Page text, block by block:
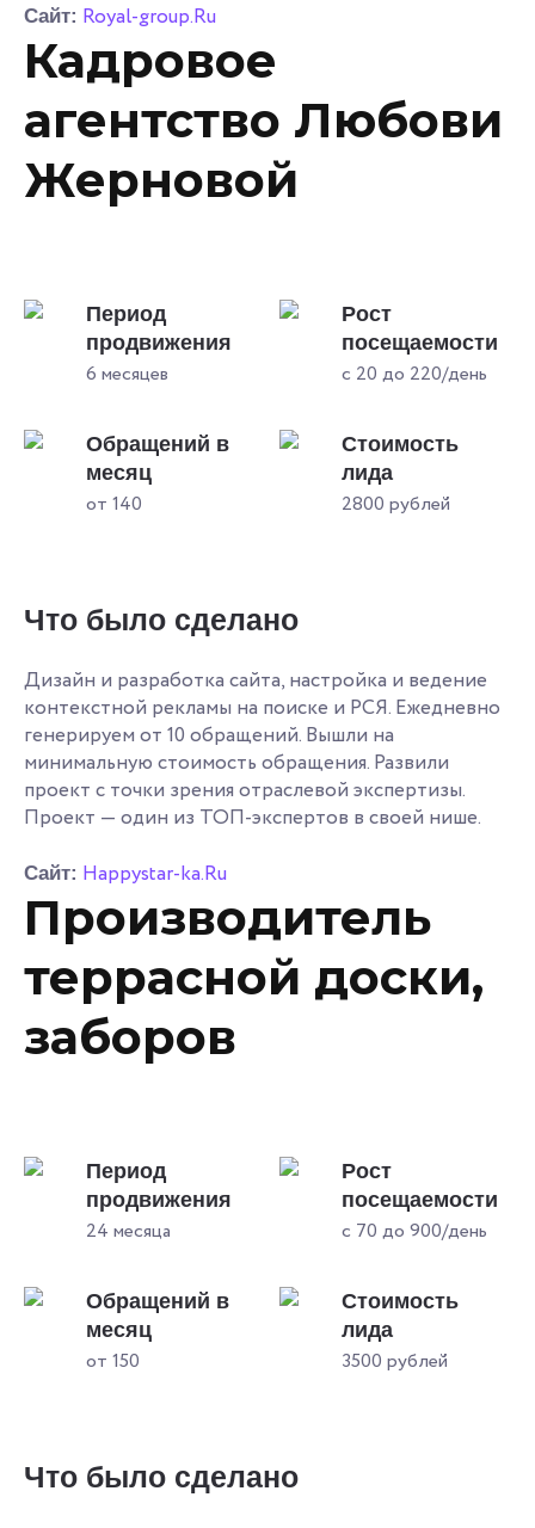
Сайт: Royal-group.Ru
Кадровое
агентство Любови
Жерновой
Период
продвижения
6 месяцев
Рост
посещаемости
с 20 до 220/день
Обращений в
месяц
от 140
Стоимость
лида
2800 рублей
Что было сделано
Дизайн и разработка сайта, настройка и ведение
контекстной рекламы на поиске и РСЯ. Ежедневно
генерируем от 10 обращений. Вышли на
минимальную стоимость обращения. Развили
проект с точки зрения отраслевой экспертизы.
Проект — один из ТОП-экспертов в своей нише.
Сайт: Happystar-ka.Ru
Производитель
террасной доски,
заборов
Период
продвижения
24 месяца
Рост
посещаемости
с 70 до 900/день
Обращений в
месяц
от 150
Стоимость
лида
3500 рублей
Что было сделано